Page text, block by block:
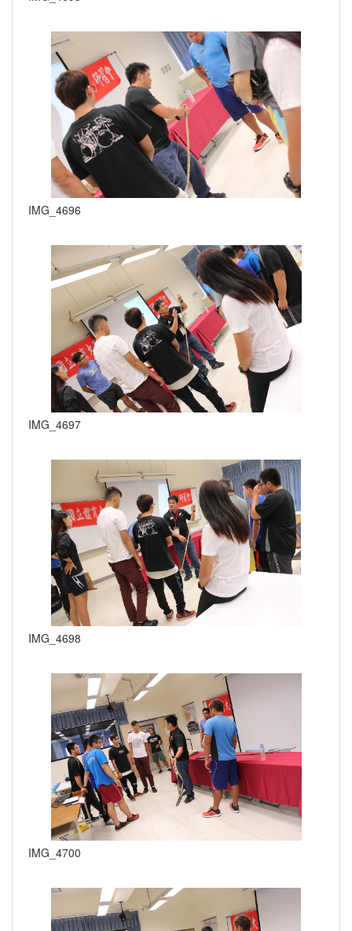
IMG_4696
IMG_4697
IMG_4698
IMG_4700